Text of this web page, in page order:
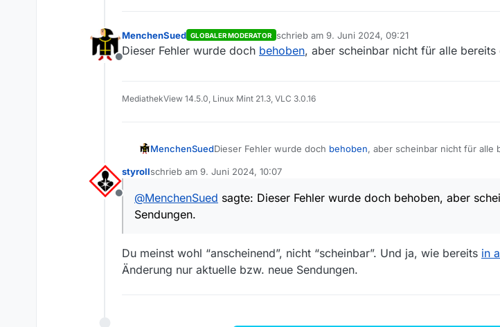
Offline
MenchenSued GLOBALER MODERATOR schrieb am 9. Juni 2024, 09:21
zuletzt editiert von
Dieser Fehler wurde doch behoben, aber scheinbar nicht für alle bereits
MediathekView 14.5.0, Linux Mint 21.3, VLC 3.0.16
MenchenSuedDieser Fehler wurde doch behoben, aber scheinbar nicht für alle
Offline
styrollschrieb am 9. Juni 2024, 10:07
zuletzt editiert von
@MenchenSued sagte: Dieser Fehler wurde doch behoben, aber
Sendungen.
Du meinst wohl “anscheinend”, nicht “scheinbar”. Und ja, wie bereits in
Änderung nur aktuelle bzw. neue Sendungen.